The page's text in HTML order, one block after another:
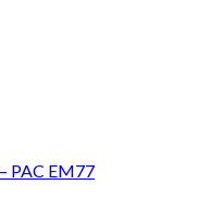
PAC EM77